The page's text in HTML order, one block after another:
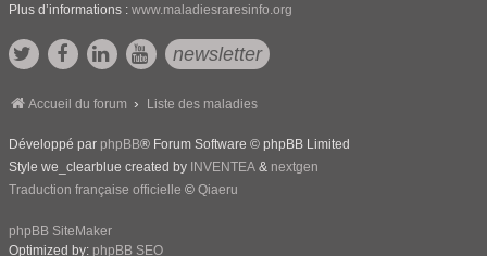
Plus d’informations : www.maladiesraresinfo.org
newsletter
Accueil du forum Liste des maladies
Développé par phpBB® Forum Software © phpBB Limited
Style we_clearblue created by INVENTEA & nextgen
Traduction française officielle © Qiaeru
phpBB SiteMaker
Optimized by: phpBB SEO